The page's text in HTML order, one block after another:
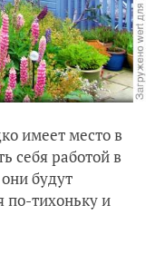
имеет место в
себя работой в
будут
по-тихоньку и